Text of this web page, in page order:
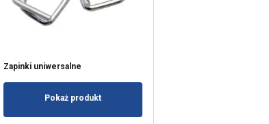
Zapinki uniwersalne
Pokaż produkt